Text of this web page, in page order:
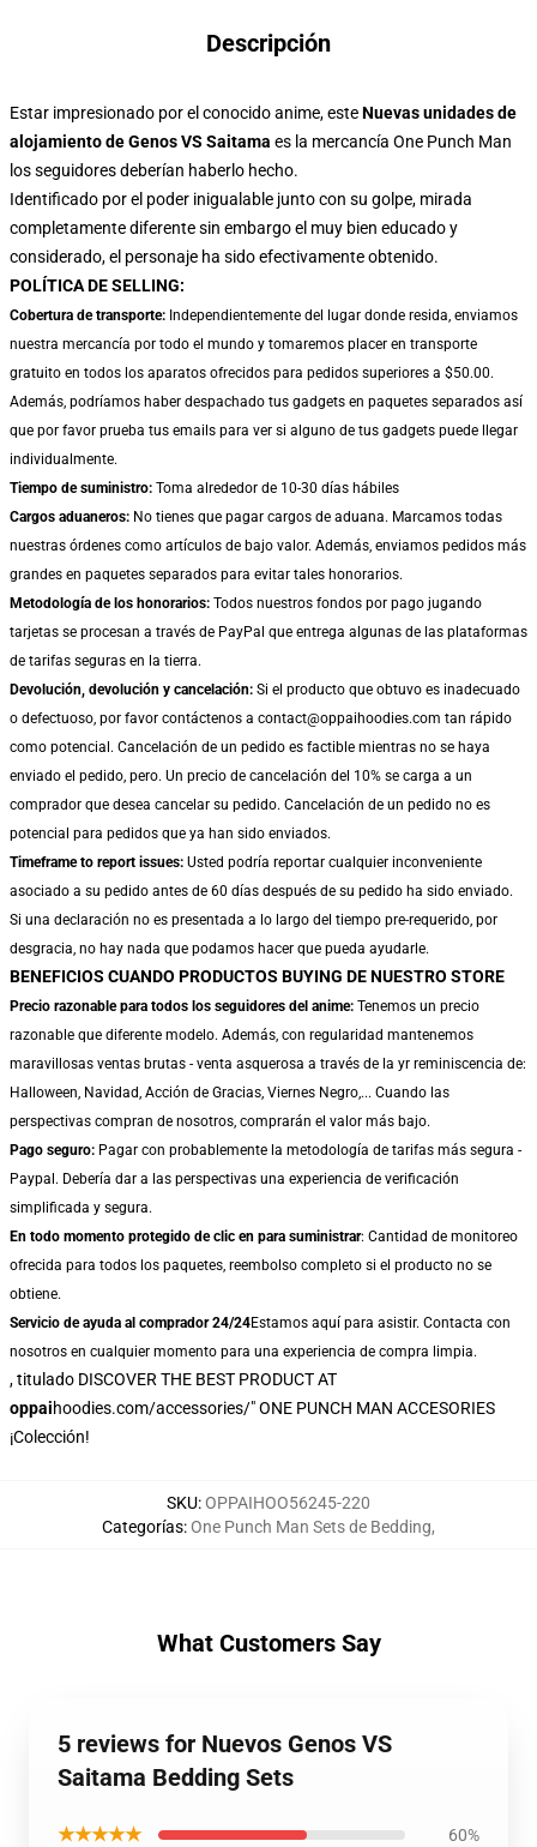
Descripción
Estar impresionado por el conocido anime, esteNuevas unidades de
alojamiento de Genos VS Saitama es la mercancía One Punch Man
los seguidores deberían haberlo hecho.
Identificado por el poder inigualable junto con su golpe, mirada
completamente diferente sin embargo el muy bien educado y
considerado, el personaje ha sido efectivamente obtenido.
POLÍTICA DE SELLING:
Cobertura de transporte: Independientemente del lugar donde resida, enviamos
nuestra mercancía por todo el mundo y tomaremos placer en transporte
gratuito en todos los aparatos ofrecidos para pedidos superiores a $50.00.
Además, podríamos haber despachado tus gadgets en paquetes separados así
que por favor prueba tus emails para ver si alguno de tus gadgets puede llegar
individualmente.
Tiempo de suministro: Toma alrededor de 10-30 días hábiles
Cargos aduaneros: No tienes que pagar cargos de aduana. Marcamos todas
nuestras órdenes como artículos de bajo valor. Además, enviamos pedidos más
grandes en paquetes separados para evitar tales honorarios.
Metodología de los honorarios: Todos nuestros fondos por pago jugando
tarjetas se procesan a través de PayPal que entrega algunas de las plataformas
de tarifas seguras en la tierra.
Devolución, devolución y cancelación: Si el producto que obtuvo es inadecuado
o defectuoso, por favor contáctenos a contact@oppaihoodies.com tan rápido
como potencial. Cancelación de un pedido es factible mientras no se haya
enviado el pedido, pero. Un precio de cancelación del 10% se carga a un
comprador que desea cancelar su pedido. Cancelación de un pedido no es
potencial para pedidos que ya han sido enviados.
Timeframe to report issues: Usted podría reportar cualquier inconveniente
asociado a su pedido antes de 60 días después de su pedido ha sido enviado.
Si una declaración no es presentada a lo largo del tiempo pre-requerido, por
desgracia, no hay nada que podamos hacer que pueda ayudarle.
BENEFICIOS CUANDO PRODUCTOS BUYING DE NUESTRO STORE
Precio razonable para todos los seguidores del anime: Tenemos un precio
razonable que diferente modelo. Además, con regularidad mantenemos
maravillosas ventas brutas - venta asquerosa a través de la yr reminiscencia de:
Halloween, Navidad, Acción de Gracias, Viernes Negro,... Cuando las
perspectivas compran de nosotros, comprarán el valor más bajo.
Pago seguro: Pagar con probablemente la metodología de tarifas más segura -
Paypal. Debería dar a las perspectivas una experiencia de verificación
simplificada y segura.
En todo momento protegido de clic en para suministrar: Cantidad de monitoreo
ofrecida para todos los paquetes, reembolso completo si el producto no se
obtiene.
Servicio de ayuda al comprador 24/24Estamos aquí para asistir. Contacta con
nosotros en cualquier momento para una experiencia de compra limpia.
, titulado DISCOVER THE BEST PRODUCT AT
oppaihoodies.com/accessories/" ONE PUNCH MAN ACCESORIES
¡Colección!
SKU:OPPAIHOO56245-220
Categorías:One Punch Man Sets de Bedding,
What Customers Say
5 reviews for Nuevos Genos VS
Saitama Bedding Sets
★★★★★ 60%